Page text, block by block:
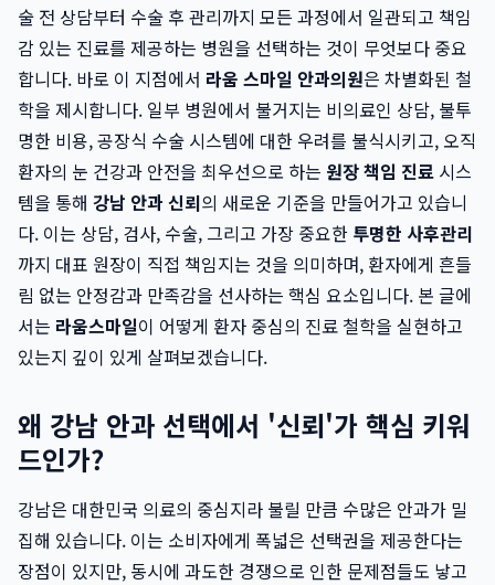
술 전 상담부터 수술 후 관리까지 모든 과정에서 일관되고 책임
감 있는 진료를 제공하는 병원을 선택하는 것이 무엇보다 중요
합니다. 바로 이 지점에서 라움 스마일 안과의원은 차별화된 철
학을 제시합니다. 일부 병원에서 불거지는 비의료인 상담, 불투
명한 비용, 공장식 수술 시스템에 대한 우려를 불식시키고, 오직
환자의 눈 건강과 안전을 최우선으로 하는 원장 책임 진료 시스
템을 통해 강남 안과 신뢰의 새로운 기준을 만들어가고 있습니
다. 이는 상담, 검사, 수술, 그리고 가장 중요한 투명한 사후관리
까지 대표 원장이 직접 책임지는 것을 의미하며, 환자에게 흔들
림 없는 안정감과 만족감을 선사하는 핵심 요소입니다. 본 글에
서는 라움스마일이 어떻게 환자 중심의 진료 철학을 실현하고
있는지 깊이 있게 살펴보겠습니다.
왜 강남 안과 선택에서 '신뢰'가 핵심 키워
드인가?
강남은 대한민국 의료의 중심지라 불릴 만큼 수많은 안과가 밀
집해 있습니다. 이는 소비자에게 폭넓은 선택권을 제공한다는
장점이 있지만, 동시에 과도한 경쟁으로 인한 문제점들도 낳고